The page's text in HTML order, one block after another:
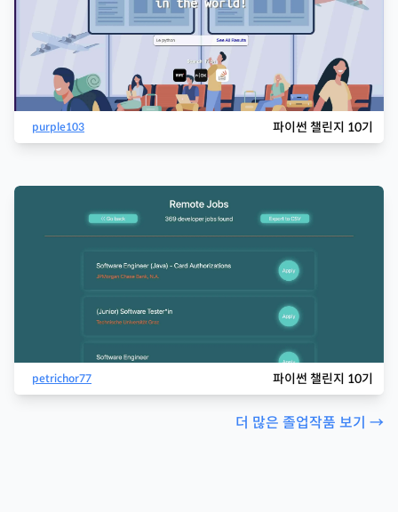
purple103 파이썬 챌린지 10기
petrichor77 파이썬 챌린지 10기
더 많은 졸업작품 보기 →